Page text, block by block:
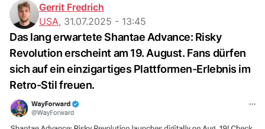
Gerrit Fredrich
USA, 31.07.2025 - 13:45
Das lang erwartete Shantae Advance: Risky
Revolution erscheint am 19. August. Fans dürfen
sich auf ein einzigartiges Plattformen-Erlebnis im
Retro-Stil freuen.